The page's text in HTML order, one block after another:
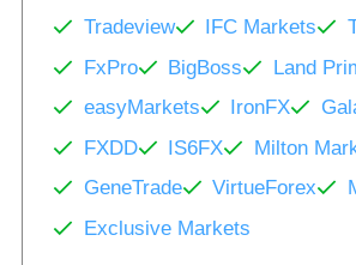
Tradeview
IFC Markets
FxPro
BigBoss
Land
easyMarkets
IronFX
FXDD
IS6FX
Milton
GeneTrade
VirtueForex
Exclusive Markets